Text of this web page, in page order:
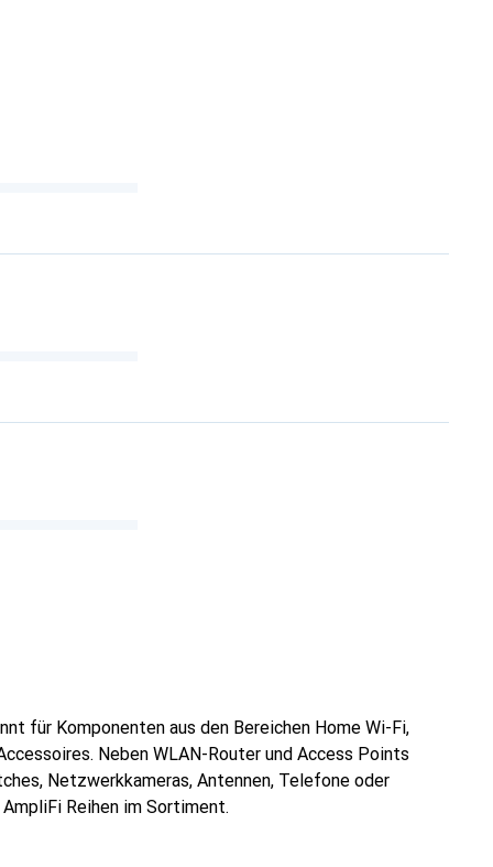
für Komponenten aus den Bereichen Home Wi-Fi,
Neben WLAN-Router und Access Points
Netzwerkkameras, Antennen, Telefone oder
Reihen im Sortiment.